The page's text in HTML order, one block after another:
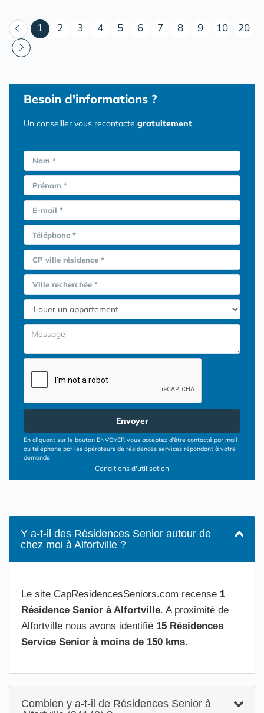
1 (courant)
2 3 4 5 6 7 8 9 10 20
Besoin d'informations ?
Un conseiller vous recontacte gratuitement.
Nom *
Prénom *
E-mail *
Téléphone *
CP ville résidence *
Ville recherchée *
Envoyer
En cliquant sur le bouton ENVOYER vous acceptez d’être contacté par mail
ou téléphone par les opérateurs de résidences services répondant à votre
demande
Conditions d'utilisation
Y a-t-il des Résidences Senior autour de
chez moi à Alfortville ?
Le site CapResidencesSeniors.com recense 1
Résidence Senior à Alfortville. A proximité de
Alfortville nous avons identifié 15 Résidences
Service Senior à moins de 150 kms.
Combien y a-t-il de Résidences Senior à